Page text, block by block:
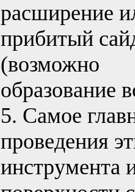
расширение
прибитый
(возможно
образование
5. Самое
проведения
инструмента